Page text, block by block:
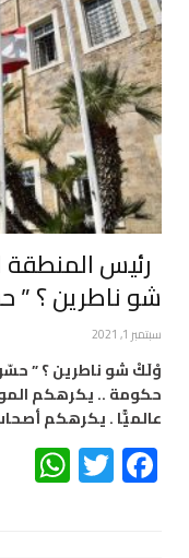
رئيس المنطقة
شو ناطرين ؟ ”
سبتمبر 1, 2021
وْلَكْ شو ناطرين ؟ ”
حكومة .. يكرهكم
عالميًّا . يكرهكم
Facebook
Twitter